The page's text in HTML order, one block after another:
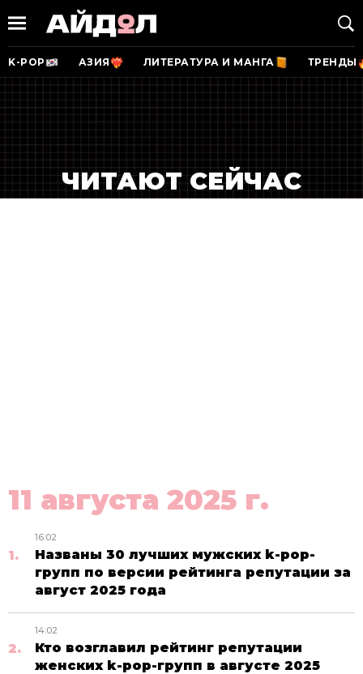
K-POP АЗИЯ ЛИТЕРАТУРА И МАНГА ТРЕНДЫ
ЧИТАЮТ СЕЙЧАС
11 августа 2025 г.
16:02
Названы 30 лучших мужских k-pop-
групп по версии рейтинга репутации за
август 2025 года
14:02
Кто возглавил рейтинг репутации
женских k-pop-групп в августе 2025